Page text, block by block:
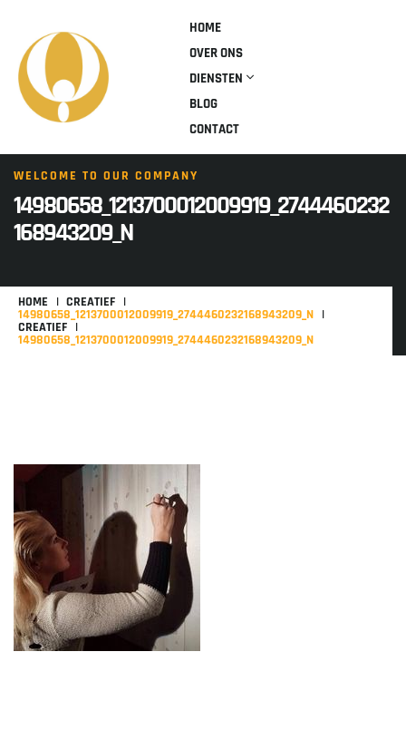
HOME
OVER ONS
DIENSTEN
BLOG
CONTACT
WELCOME TO OUR COMPANY
14980658_1213700012009919_2744460232
168943209_N
HOME CREATIEF
14980658_1213700012009919_2744460232168943209_N
CREATIEF
14980658_1213700012009919_2744460232168943209_N